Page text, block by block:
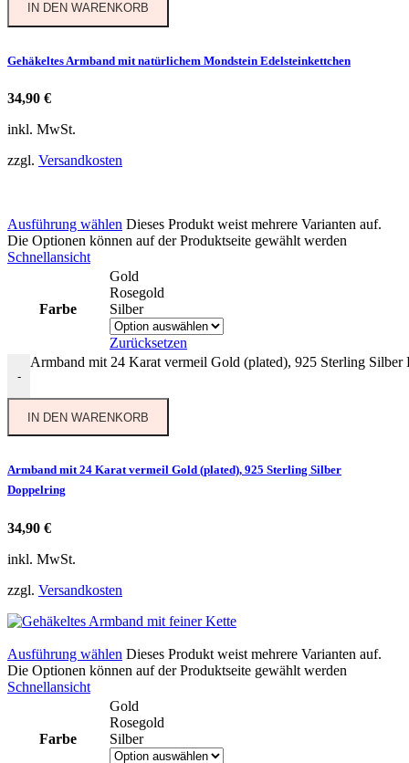
IN DEN WARENKORB
Gehäkeltes Armband mit natürlichem Mondstein Edelsteinkettchen
34,90 €
inkl. MwSt.
zzgl. Versandkosten
Ausführung wählen Dieses Produkt weist mehrere Varianten auf.
Die Optionen können auf der Produktseite gewählt werden
Schnellansicht
Farbe
Gold
Rosegold
Silber
Zurücksetzen
-
Armband mit 24 Karat vermeil Gold (plated), 925 Sterling Silber
IN DEN WARENKORB
Armband mit 24 Karat vermeil Gold (plated), 925 Sterling Silber
Doppelring
34,90 €
inkl. MwSt.
zzgl. Versandkosten
Ausführung wählen Dieses Produkt weist mehrere Varianten auf.
Die Optionen können auf der Produktseite gewählt werden
Schnellansicht
Farbe
Gold
Rosegold
Silber